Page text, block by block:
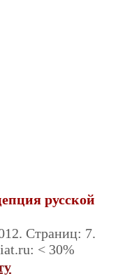
русской
Страниц: 7.
< 30%